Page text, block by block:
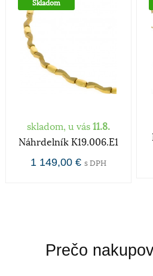
zlata v klenotníckych
vyjadruje v karátoch. V
zlato od 9 Ct až po 24Ct.
zapínanie
Určenie
Dámske hodinky a šperky sú
prevažne dizajnovou
Rýdzosť zlata
Skladom
skladom, u vás 11.8.
Náhrdelník K19.006.E1
1 149,00 € s DPH
Prečo